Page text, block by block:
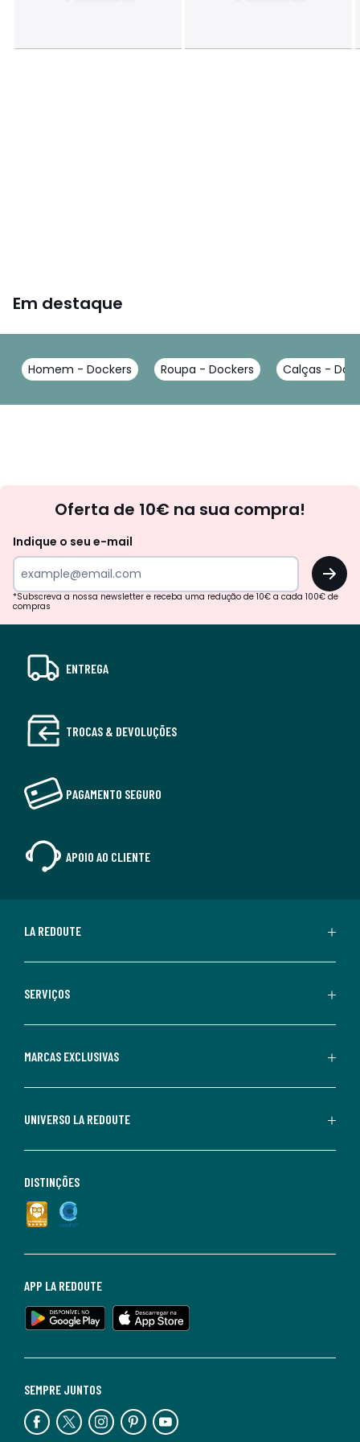
Em destaque
Homem - Dockers Roupa - Dockers Calças -
Oferta de 10€ na sua compra!
Indique o seu e-mail
OK
*Subscreva a nossa newsletter e receba uma redução de 10€ a cada 100€ de
compras
ENTREGA
TROCAS & DEVOLUÇÕES
PAGAMENTO SEGURO
APOIO AO CLIENTE
LA REDOUTE
SERVIÇOS
MARCAS EXCLUSIVAS
UNIVERSO LA REDOUTE
SEMPRE JUNTOS
APP LA REDOUTE
DISTINÇÕES